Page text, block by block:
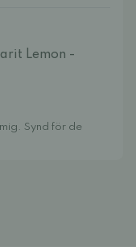
Lemon -
Synd för de